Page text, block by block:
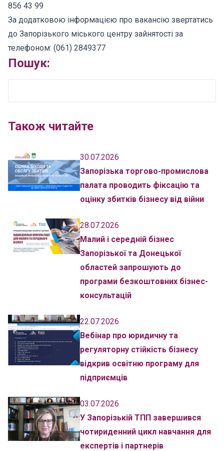
856 43 99
За додатковою інформацією про вакансію звертатись
до Запорізького міського центру зайнятості за
телефоном: (061) 2849377
Пошук:
Також читайте
30.07.2026
Запорізька торгово-промислова
палата проводить фіксацію та
оцінку збитків бізнесу від війни
28.07.2026
Малий і середній бізнес
Запорізької та Донецької
областей запрошують до
програми безкоштовних бізнес-
консультацій
22.07.2026
Вебінар про юридичну та
регуляторну стійкість бізнесу
відкрив освітню програму для
підприємців
03.07.2026
У Запорізькій ТПП завершився
чотириденний цикл навчання для
експертів і партнерів